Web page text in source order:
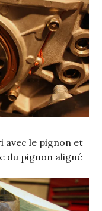
avec le pignon et
du pignon aligné